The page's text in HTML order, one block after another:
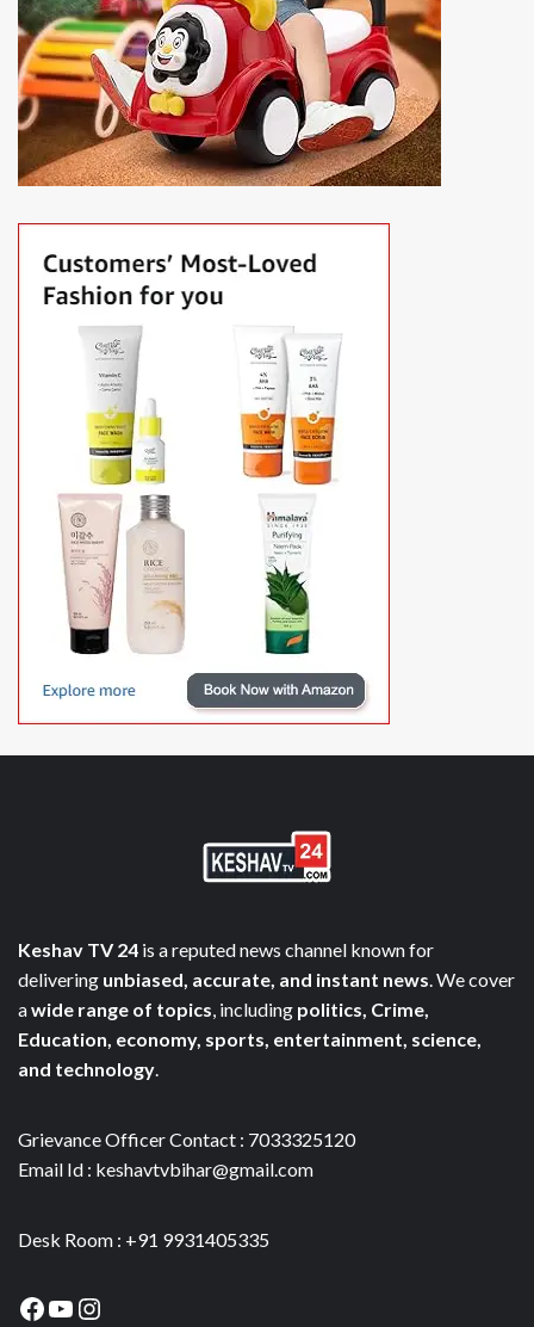
Keshav TV 24 is a reputed news channel known for
delivering unbiased, accurate, and instant news. We cover
awide range of topics, including politics, Crime,
Education, economy, sports, entertainment, science,
and technology.
Grievance Officer Contact : 7033325120
Email Id : keshavtvbihar@gmail.com
Desk Room : +91 9931405335
Facebook
YouTube
Instagram